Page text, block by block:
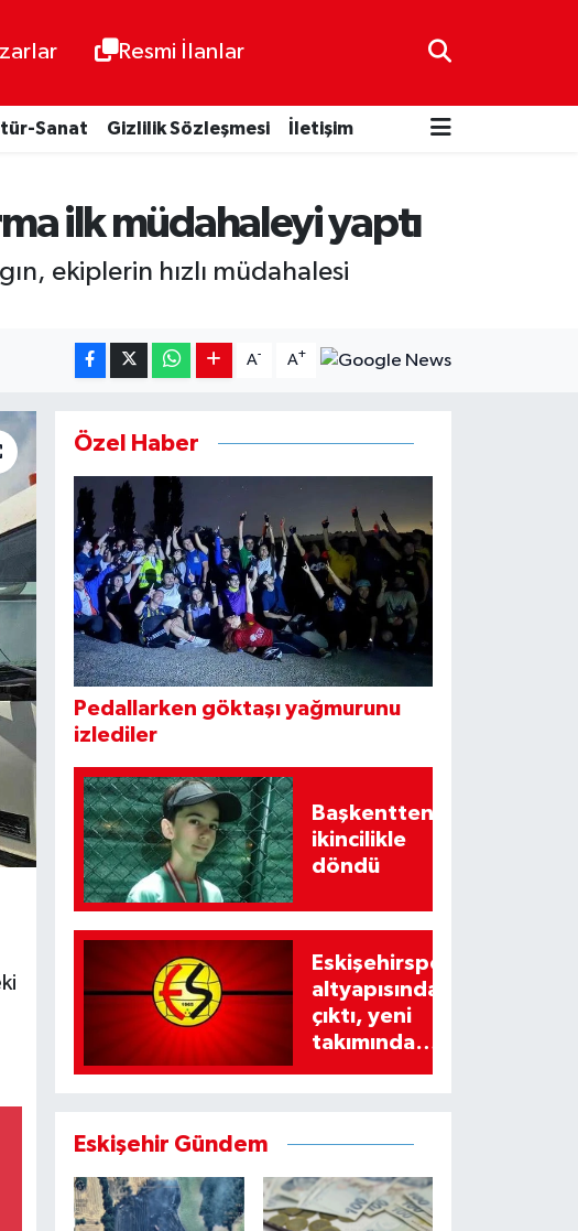
Resmi İlanlar
Sanat Gizlilik Sözleşmesi İletişim
ilk müdahaleyi yaptı
ekiplerin hızlı müdahalesi
A- A+
Özel Haber
Pedallarken göktaşı yağmurunu
izlediler
Başkentten
ikincilikle
döndü
Eskişehirspor
altyapısından
çıktı, yeni
takımında
Eskişehir Gündem